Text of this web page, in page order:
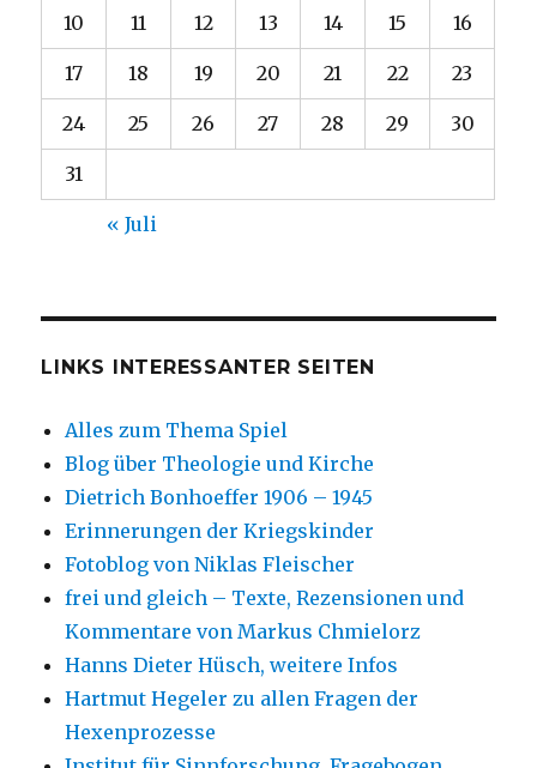
10 11 12 13 14 15 16
17 18 19 20 21 22 23
24 25 26 27 28 29 30
31
« Juli
LINKS INTERESSANTER SEITEN
Alles zum Thema Spiel
Blog über Theologie und Kirche
Dietrich Bonhoeffer 1906 – 1945
Erinnerungen der Kriegskinder
Fotoblog von Niklas Fleischer
frei und gleich – Texte, Rezensionen und
Kommentare von Markus Chmielorz
Hanns Dieter Hüsch, weitere Infos
Hartmut Hegeler zu allen Fragen der
Hexenprozesse